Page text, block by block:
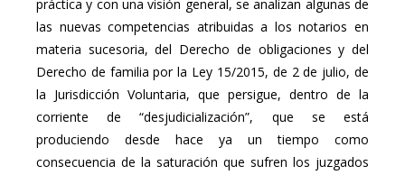
práctica y con una visión general, se analizan algunas de
las nuevas competencias atribuidas a los notarios en
materia sucesoria, del Derecho de obligaciones y del
Derecho de familia por la Ley 15/2015, de 2 de julio, de
la Jurisdicción Voluntaria, que persigue, dentro de la
corriente de “desjudicialización”, que se está
produciendo desde hace ya un tiempo como
consecuencia de la saturación que sufren los juzgados